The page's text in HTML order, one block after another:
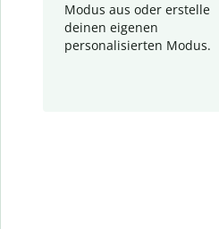
Modus aus oder erstelle
deinen eigenen
personalisierten Modus.